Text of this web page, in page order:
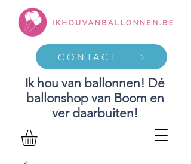
Ik hou van ballonnen! Dé
ballonshop van Boom en
ver daarbuiten!
CONTACT